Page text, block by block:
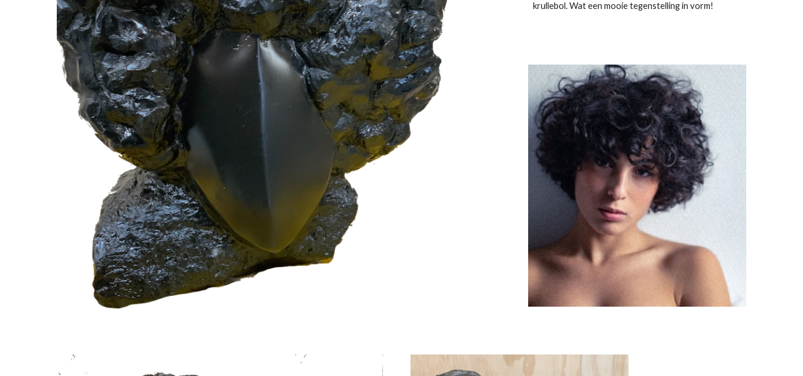
krullebol. Wat een mooie tegenstelling in vorm!